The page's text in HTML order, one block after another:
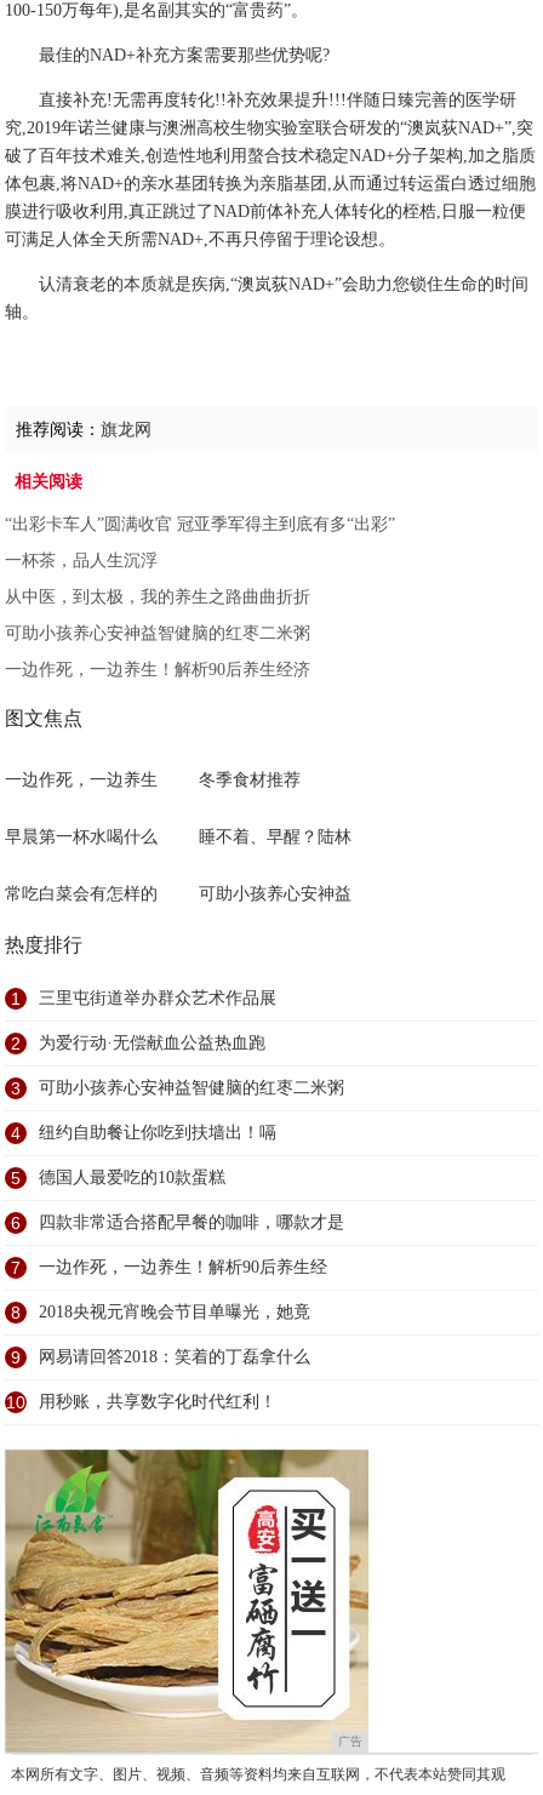
100-150万每年),是名副其实的“富贵药”。
最佳的NAD+补充方案需要那些优势呢?
直接补充!无需再度转化!!补充效果提升!!!伴随日臻完善的医学研
究,2019年诺兰健康与澳洲高校生物实验室联合研发的“澳岚荻NAD+”,突
破了百年技术难关,创造性地利用螯合技术稳定NAD+分子架构,加之脂质
体包裹,将NAD+的亲水基团转换为亲脂基团,从而通过转运蛋白透过细胞
膜进行吸收利用,真正跳过了NAD前体补充人体转化的桎梏,日服一粒便
可满足人体全天所需NAD+,不再只停留于理论设想。
认清衰老的本质就是疾病,“澳岚荻NAD+”会助力您锁住生命的时间
轴。
推荐阅读：旗龙网
相关阅读
“出彩卡车人”圆满收官 冠亚季军得主到底有多“出彩”
一杯茶，品人生沉浮
从中医，到太极，我的养生之路曲曲折折
可助小孩养心安神益智健脑的红枣二米粥
一边作死，一边养生！解析90后养生经济
图文焦点
一边作死，一边养生 冬季食材推荐
早晨第一杯水喝什么 睡不着、早醒？陆林
常吃白菜会有怎样的 可助小孩养心安神益
热度排行
1 三里屯街道举办群众艺术作品展
2 为爱行动·无偿献血公益热血跑
3 可助小孩养心安神益智健脑的红枣二米粥
4 纽约自助餐让你吃到扶墙出！嗝
5 德国人最爱吃的10款蛋糕
6 四款非常适合搭配早餐的咖啡，哪款才是
7 一边作死，一边养生！解析90后养生经
8 2018央视元宵晚会节目单曝光，她竟
9 网易请回答2018：笑着的丁磊拿什么
10 用秒账，共享数字化时代红利！
广告
本网所有文字、图片、视频、音频等资料均来自互联网，不代表本站赞同其观